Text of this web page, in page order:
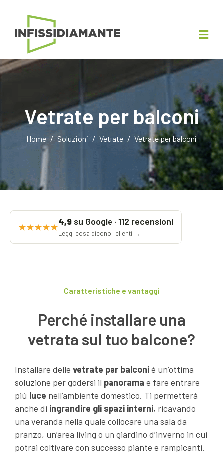
Vetrate per balconi
Home Soluzioni Vetrate Vetrate per balconi
★★★★★
4,9 su Google · 112 recensioni
Leggi cosa dicono i clienti →
Caratteristiche e vantaggi
Perché installare una
vetrata sul tuo balcone?
Installare delle vetrate per balconiè un’ottima
soluzione per godersi il panorama e fare entrare
più luce nell’ambiente domestico. Ti permetterà
anche di ingrandire gli spazi interni, ricavando
una veranda nella quale collocare una sala da
pranzo, un’area living o un giardino d’inverno in cui
potrai coltivare con successo piante e rampicanti.